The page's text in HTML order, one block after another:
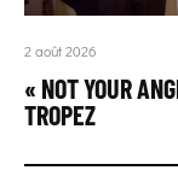
2 août 2026
« NOT YOUR
TROPEZ